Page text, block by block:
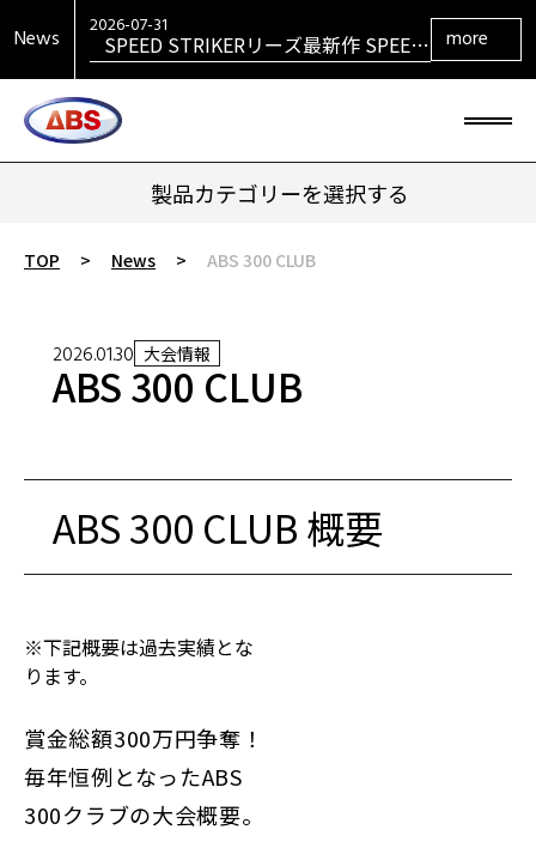
News VENGEANCE RETURNS発売！
2026-07-31
SPEED STRIKERリーズ最新作 SPEED
STRIKER HYBRID発売！
2026-07-31
SIGMAシリーズ復活！ SIGMA TOUR
PEARL発売！
2026-07-29
大岡産業レディース ［THE OPEN] ト
ーナメント 2026 優勝！
2026-06-30
HONEY BADGERシリーズ最新作
HONEY BADGER DARKOUT発売！
more
製品カテゴリーを選択する
TOP > News > ABS 300 CLUB
2026.01.30 大会情報
ABS 300 CLUB
ABS 300 CLUB 概要
※下記概要は過去実績とな
ります。
賞金総額300万円争奪！
毎年恒例となったABS
300クラブの大会概要。